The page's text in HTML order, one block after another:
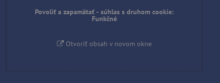
Povoliť a zapamätať - súhlas s druhom cookie:
Funkčné
Otvoriť obsah v novom okne